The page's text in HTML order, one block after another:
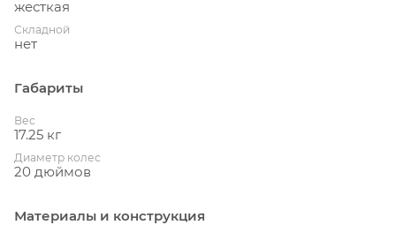
жесткая
Складной
нет
Габариты
Вес
17.25 кг
Диаметр колес
20 дюймов
Материалы и конструкция